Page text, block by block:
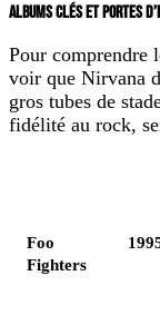
ALBUMS CLÉS ET PORTES
Pour comprendre
voir que Nirvana
gros tubes de
fidélité au rock,
Foo
Fighters